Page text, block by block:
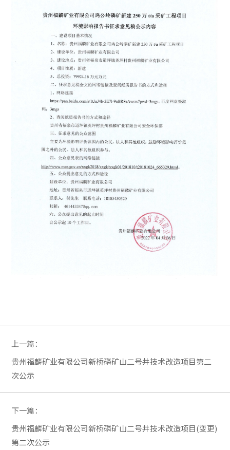
上一篇：
贵州福麟矿业有限公司新桥磷矿山二号井技术改造项目第二
次公示
下一篇：
贵州福麟矿业有限公司新桥磷矿山二号井技术改造项目(变更)
第二次公示